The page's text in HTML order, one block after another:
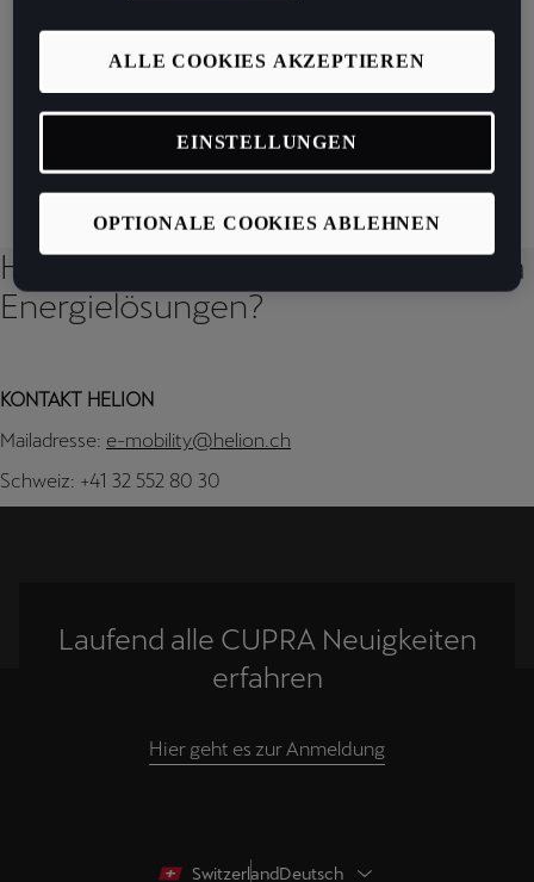
KONTAKT CUPRA IMPORTEUR
Kontaktiere uns per Kontaktformular.
Kontaktformular
Hast du Fragen rund um das Thema
Energielösungen?
KONTAKT HELION
Mailadresse: e-mobility@helion.ch
Schweiz: +41 32 552 80 30
Laufend alle CUPRA Neuigkeiten
erfahren
Hier geht es zur Anmeldung
SwitzerlandDeutsch
OPTIONALE COOKIES ABLEHNEN
ALLE COOKIES AKZEPTIEREN
EINSTELLUNGEN